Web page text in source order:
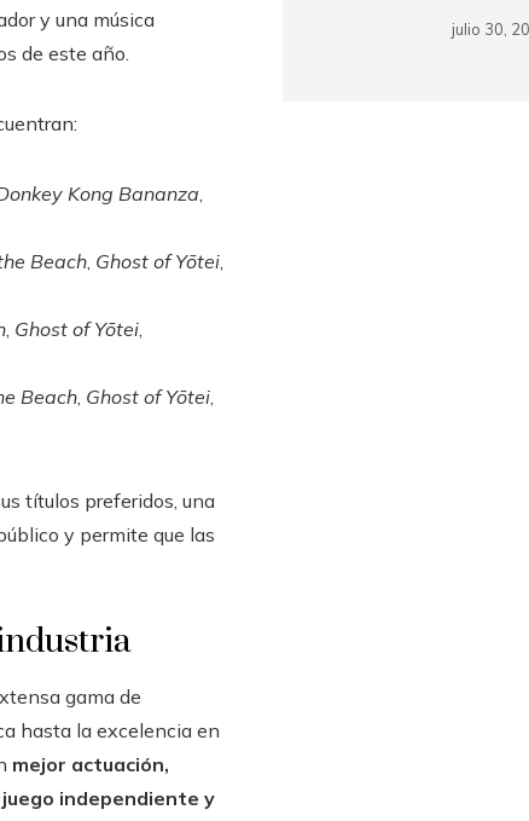
y una música
de este año.
Kong Bananza,
Beach, Ghost of Yōtei,
, Ghost of Yōtei,
Beach, Ghost of Yōtei,
títulos preferidos, una
y permite que las
gama de
hasta la excelencia en
mejor actuación,
independiente y
julio 30,